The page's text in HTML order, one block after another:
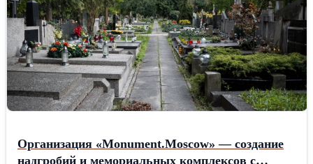
Организация «Monument.Moscow» — создание
надгробий и мемориальных комплексов с